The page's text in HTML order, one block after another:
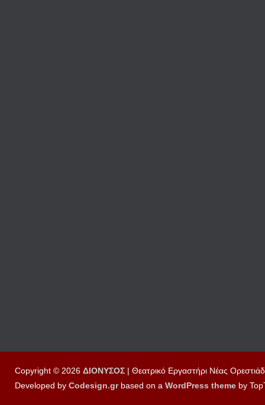
Copyright © 2026 ΔΙΟΝΥΣΟΣ | Θεατρικό Εργαστήρι Νέας
Developed by Codesign.grbased on a WordPress theme by